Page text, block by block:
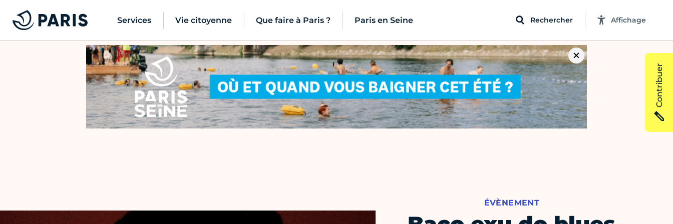
Services Vie citoyenne Que faire à Paris ? Paris en Seine Rechercher Affichage
ÉVÈNEMENT
Contribuer